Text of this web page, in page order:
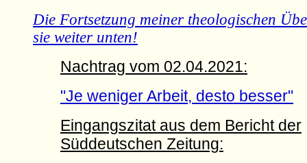
Die Fortsetzung meiner theologischen
sie weiter unten!
Nachtrag vom 02.04.2021:
"Je weniger Arbeit, desto besser"
Eingangszitat aus dem Bericht der
Süddeutschen Zeitung: